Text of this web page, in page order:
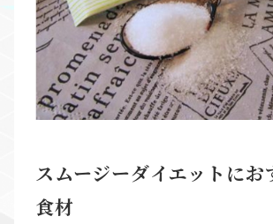
スムージーダイエットにお
食材